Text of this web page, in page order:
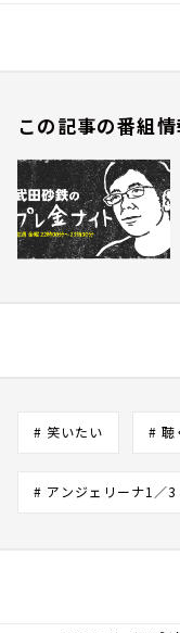
この記事の番組情
# 笑いたい # 聴
# アンジェリーナ1／3